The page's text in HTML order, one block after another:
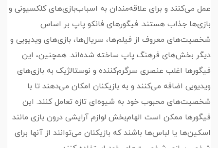
عمل می‌کنند و برای علاقه‌مندان به اسباب‌بازی‌های کلکسیونی و
بازی‌ها جذاب هستند. فیگورهای فانکو پاپ بر اساس
شخصیت‌های معروف از فیلم‌ها، سریال‌ها، بازی‌های ویدیویی و
دیگر بخش‌های فرهنگ پاپ ساخته شده‌اند. همچنین، این
فیگورها اغلب عنصری سرگرم‌کننده و نوستالژیک به بازی‌های
ویدیویی اضافه می‌کنند و به بازیکنان امکان می‌دهند تا با
شخصیت‌های محبوب خود به شیوه‌ای تازه تعامل کنند. این
فیگورها ممکن است الهام‌بخش لوازم آرایشی درون بازی مانند
اسکین‌ها یا لباس‌ها باشند که بازیکنان می‌توانند از آنها برای